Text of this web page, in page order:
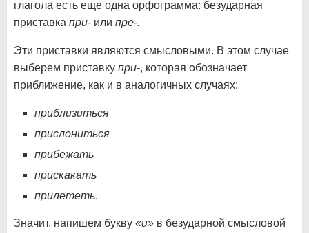
глагола есть еще одна орфограмма: безударная
приставка при- или пре-.
Эти приставки являются смысловыми. В этом случае
выберем приставку при-, которая обозначает
приближение, как и в аналогичных случаях:
приблизиться
прислониться
прибежать
прискакать
прилететь.
Значит, напишем букву «и» в безударной смысловой